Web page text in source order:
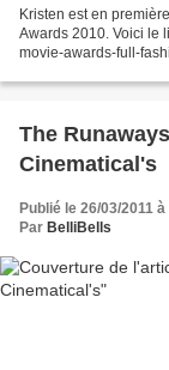
Kristen est en
Awards 2010. Voici le
movie-awards-full-
The
Cinematical's
Publié le 26/03/2011
Par BelliBells